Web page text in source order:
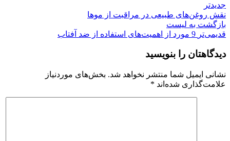
جدیدتر
نقش روغن‌های طبیعی در مراقبت از موها
بازگشت به لیست
قدیمی‌تر 9 مورد از اهمیت‌های استفاده از ضد آفتاب
دیدگاهتان را بنویسید
نشانی ایمیل شما منتشر نخواهد شد. بخش‌های موردنیاز
علامت‌گذاری شده‌اند *